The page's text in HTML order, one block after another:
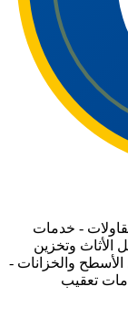
- خدمات
وتخزين
والخزانات -
تعقيب